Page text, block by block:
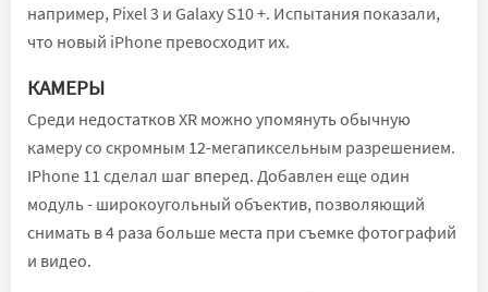
например, Pixel 3 и Galaxy S10 +. Испытания показали,
что новый iPhone превосходит их.
КАМЕРЫ
Среди недостатков XR можно упомянуть обычную
камеру со скромным 12-мегапиксельным разрешением.
IPhone 11 сделал шаг вперед. Добавлен еще один
модуль - широкоугольный объектив, позволяющий
снимать в 4 раза больше места при съемке фотографий
и видео.